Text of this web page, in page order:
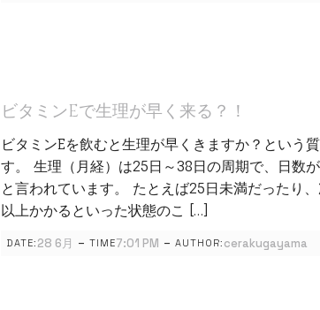
ビタミンEで生理が早く来る？！
ビタミンEを飲むと生理が早くきますか？という
す。 生理（月経）は25日～38日の周期で、日数
と言われています。 たとえば25日未満だったり
以上かかるといった状態のこ […]
DATE: 28 6月 - TIME7:01 PM - AUTHOR: cerakugayama